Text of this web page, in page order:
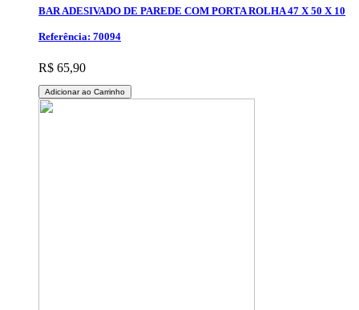
BAR ADESIVADO DE PAREDE COM PORTA ROLHA 47 X 50 X 10
Referência: 70094
R$ 65,90
Adicionar ao Carrinho